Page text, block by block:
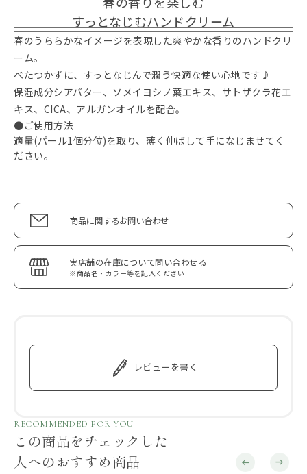
すっとなじむハンドクリーム
春のうららかなイメージを表現した爽やかな香りのハンドクリ
ーム。
べたつかずに、すっとなじんで潤う快適な使い心地です♪
保湿成分シアバター、ソメイヨシノ葉エキス、サトザクラ花エ
キス、CICA、アルガンオイルを配合。
●ご使用方法
適量(パール1個分位)を取り、薄く伸ばして手になじませてく
ださい。
商品に関するお問い合わせ
実店舗の在庫について問い合わせる
※商品名・カラー等を記入ください
レビューを書く
RECOMMENDED FOR YOU
この商品をチェックした
人へのおすすめ商品